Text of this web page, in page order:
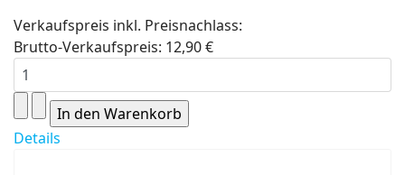
Verkaufspreis inkl. Preisnachlass:
Brutto-Verkaufspreis: 12,90 €
Details